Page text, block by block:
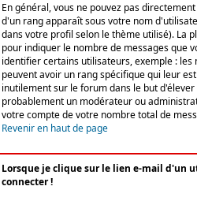
En général, vous ne pouvez pas
d'un rang apparaît sous votre nom
dans votre profil selon le thème utilisé). La
pour indiquer le nombre de messages que
identifier certains utilisateurs, exemple :
peuvent avoir un rang spécifique qui leur
inutilement sur le forum dans le but
probablement un modérateur ou
votre compte de votre nombre total de
Revenir en haut de page
Lorsque je clique sur le lien e-mail d'un
connecter !